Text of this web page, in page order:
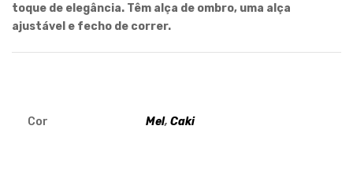
toque de elegância. Têm alça de ombro, uma alça
ajustável e fecho de correr.
Cor Mel, Caki